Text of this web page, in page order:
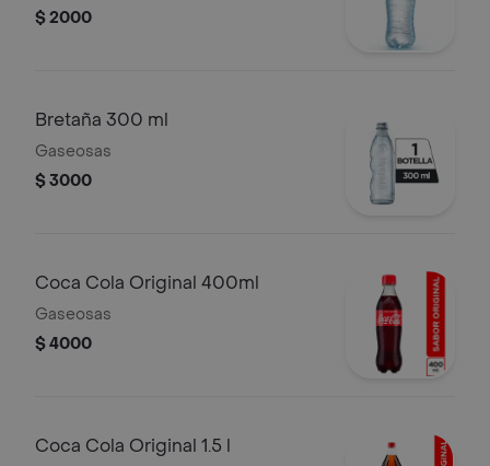
$ 2000
Bretaña 300 ml
Gaseosas
$ 3000
Coca Cola Original 400ml
Gaseosas
$ 4000
Coca Cola Original 1.5 l